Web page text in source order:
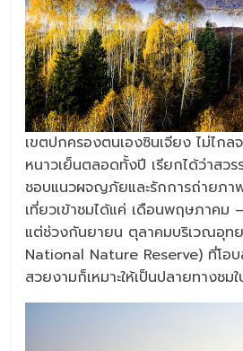
เขตปกครองตนเองซินเจียง ไม่ไก
หนาวเย็นตลอดทั้งปี เรียกได้ว่าสว
ชอบแนวผจญภัยและรักการถ่ายภา
เที่ยวเข้าชมได้แค่ เดือนพฤษภาคม
แต่ช่วงกันยายน ตุลาคมบริเวณอุท
National Nature Reserve) ที่โอ
สวยงามก็เหมาะให้เป็นปลายทางชม